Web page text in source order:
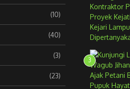
(10)
(40)
(3)
(23)
3